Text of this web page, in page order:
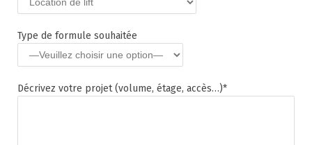
Type de formule souhaitée
Décrivez votre projet (volume, étage, accès…)*